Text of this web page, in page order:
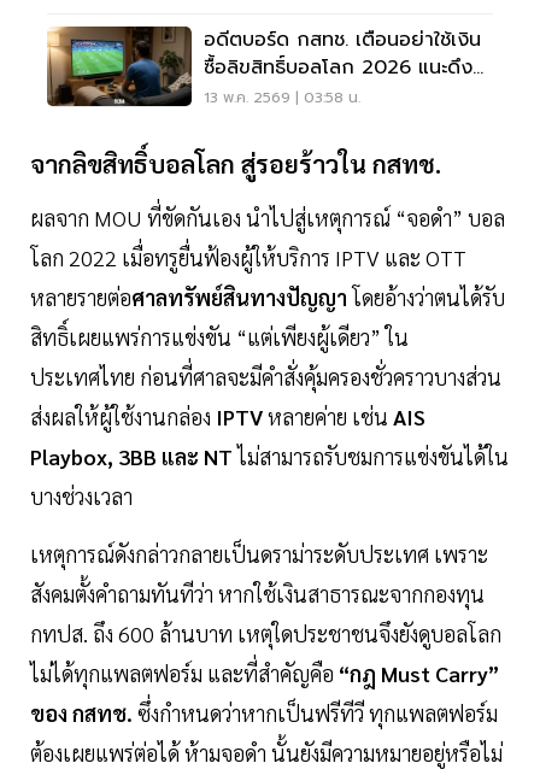
อดีตบอร์ด กสทช. เตือนอย่าใช้เงิน
ซื้อลิขสิทธิ์บอลโลก 2026 แนะดึง
เงินกองทุนกีฬาฯ แทน
13 พ.ค. 2569 | 03:58 น.
จากลิขสิทธิ์บอลโลก สู่รอยร้าวใน กสทช.
ผลจาก MOU ที่ขัดกันเอง นำไปสู่เหตุการณ์ “จอดำ” บอล
โลก 2022 เมื่อทรูยื่นฟ้องผู้ให้บริการ IPTV และ OTT
หลายรายต่อศาลทรัพย์สินทางปัญญาโดยอ้างว่าตนได้รับ
สิทธิ์เผยแพร่การแข่งขัน “แต่เพียงผู้เดียว” ใน
ประเทศไทย ก่อนที่ศาลจะมีคำสั่งคุ้มครองชั่วคราวบางส่วน
ส่งผลให้ผู้ใช้งานกล่อง IPTVหลายค่าย เช่น AIS
Playbox, 3BB และ NTไม่สามารถรับชมการแข่งขันได้ใน
บางช่วงเวลา
เหตุการณ์ดังกล่าวกลายเป็นดราม่าระดับประเทศ เพราะ
สังคมตั้งคำถามทันทีว่า หากใช้เงินสาธารณะจากกองทุน
กทปส. ถึง 600 ล้านบาท เหตุใดประชาชนจึงยังดูบอลโลก
ไม่ได้ทุกแพลตฟอร์ม และที่สำคัญคือ “กฎ Must Carry”
ของ กสทช. ซึ่งกำหนดว่าหากเป็นฟรีทีวี ทุกแพลตฟอร์ม
ต้องเผยแพร่ต่อได้ ห้ามจอดำ นั้นยังมีความหมายอยู่หรือไม่